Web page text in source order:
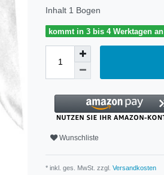
Inhalt 1 Bogen
kommt in 3 bis 4 Werktagen an
Wunschliste
* inkl. ges. MwSt. zzgl. Versandkosten